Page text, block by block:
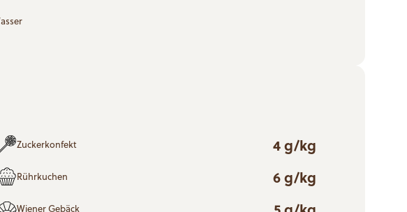
Zuckerkonfekt 4 g/kg
Rührkuchen 6 g/kg
Wiener Gebäck